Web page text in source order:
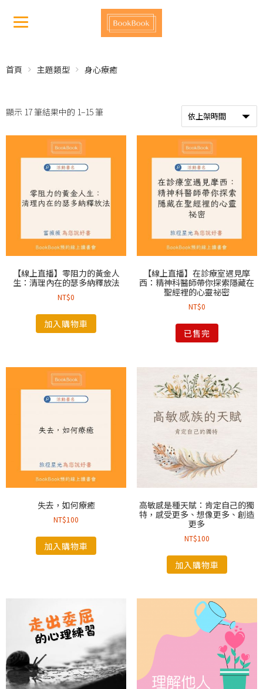
首頁 主題類型 身心療癒
顯示 17 筆結果中的 1–15 筆
【線上直播】零阻力的黃金人
生：清理內在的瑟多納釋放法
NT$0
加入購物車
【線上直播】在診療室遇見摩
西：精神科醫師帶你探索隱藏在
聖經裡的心靈祕密
NT$0
已售完
失去，如何療癒
NT$100
加入購物車
高敏感是種天賦：肯定自己的獨
特，感受更多、想像更多、創造
更多
NT$100
加入購物車